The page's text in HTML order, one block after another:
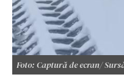
Foto: Captură de ecran/